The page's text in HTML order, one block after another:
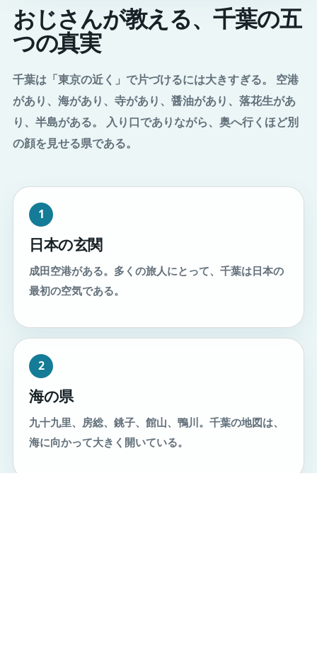
おじさんが教える、千葉の五
つの真実
千葉は「東京の近く」で片づけるには大きすぎる。 空港
があり、海があり、寺があり、醤油があり、落花生があ
り、半島がある。 入り口でありながら、奥へ行くほど別
の顔を見せる県である。
1
日本の玄関
成田空港がある。多くの旅人にとって、千葉は日本の
最初の空気である。
2
海の県
九十九里、房総、銚子、館山、鴨川。千葉の地図は、
海に向かって大きく開いている。